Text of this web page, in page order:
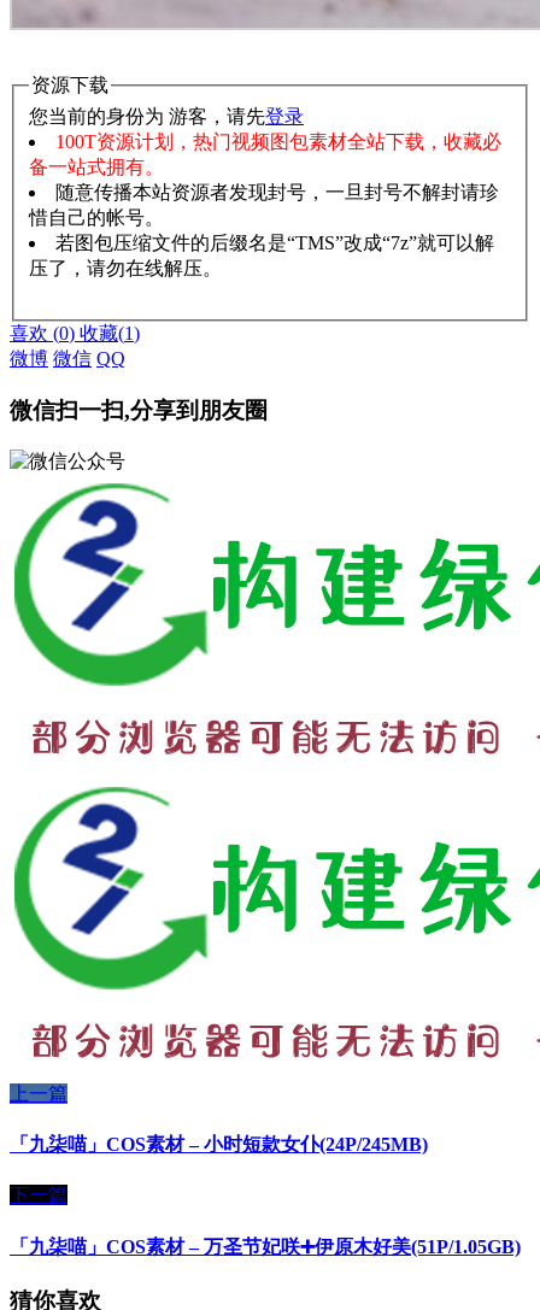
资源下载
您当前的身份为 游客，请先登录
100T资源计划，热门视频图包素材全站下载，收藏必
备一站式拥有。
随意传播本站资源者发现封号，一旦封号不解封请珍
惜自己的帐号。
若图包压缩文件的后缀名是“TMS”改成“7z”就可以解
压了，请勿在线解压。
喜欢 (0) 收藏(1)
微博 微信 QQ
微信扫一扫,分享到朋友圈
上一篇
「九柒喵」COS素材 – 小时短款女仆(24P/245MB)
下一篇
「九柒喵」COS素材 – 万圣节妃咲➕伊原木好美(51P/1.05GB)
猜你喜欢